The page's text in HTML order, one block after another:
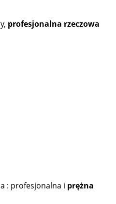
profesjonalna rzeczowa
: profesjonalna i prężna